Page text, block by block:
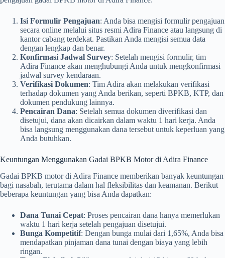
Isi Formulir Pengajuan: Anda bisa mengisi formulir pengajuan
secara online melalui situs resmi Adira Finance atau langsung di
kantor cabang terdekat. Pastikan Anda mengisi semua data
dengan lengkap dan benar.
Konfirmasi Jadwal Survey: Setelah mengisi formulir, tim
Adira Finance akan menghubungi Anda untuk mengkonfirmasi
jadwal survey kendaraan.
Verifikasi Dokumen: Tim Adira akan melakukan verifikasi
terhadap dokumen yang Anda berikan, seperti BPKB, KTP, dan
dokumen pendukung lainnya.
Pencairan Dana: Setelah semua dokumen diverifikasi dan
disetujui, dana akan dicairkan dalam waktu 1 hari kerja. Anda
bisa langsung menggunakan dana tersebut untuk keperluan yang
Anda butuhkan.
Keuntungan Menggunakan Gadai BPKB Motor di Adira Finance
Gadai BPKB motor di Adira Finance memberikan banyak keuntungan
bagi nasabah, terutama dalam hal fleksibilitas dan keamanan. Berikut
beberapa keuntungan yang bisa Anda dapatkan:
Dana Tunai Cepat: Proses pencairan dana hanya memerlukan
waktu 1 hari kerja setelah pengajuan disetujui.
Bunga Kompetitif: Dengan bunga mulai dari 1,65%, Anda bisa
mendapatkan pinjaman dana tunai dengan biaya yang lebih
ringan.